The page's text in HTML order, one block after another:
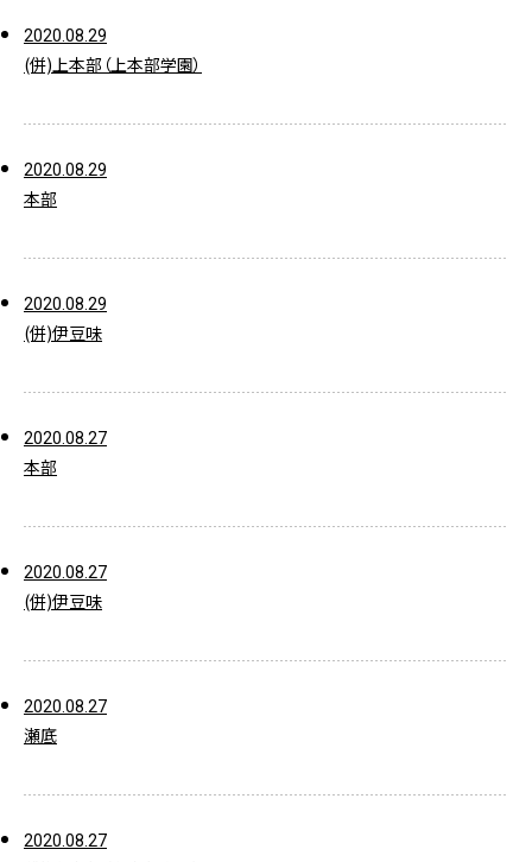
2020.08.29
(併)上本部（上本部学園）
2020.08.29
本部
2020.08.29
(併)伊豆味
2020.08.27
本部
2020.08.27
(併)伊豆味
2020.08.27
瀬底
2020.08.27